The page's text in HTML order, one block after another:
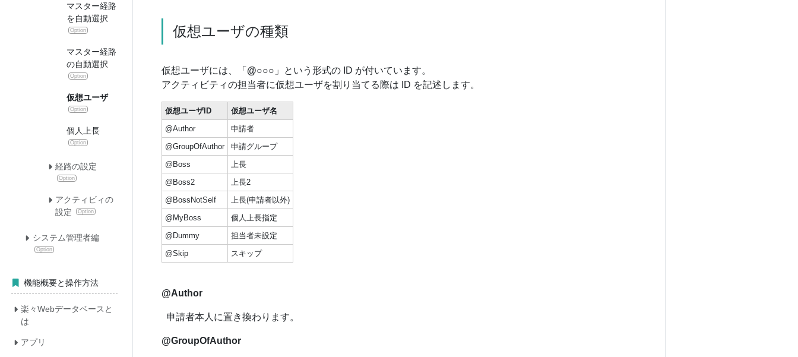
マスター経路
を自動選択
Option
マスター経路
の自動選択
Option
仮想ユーザ
Option
個人上長
Option
経路の設定
Option
アクティビィの
設定
Option
システム管理者編
Option
機能概要と操作方法
楽々Webデータベースと
は
アプリ
仮想ユーザの種類
仮想ユーザには、「 @○○○ 」という形式の ID が付いています。
アクティビティの担当者に仮想ユーザを割り当てる際は ID を記述します。
仮想ユーザID
仮想ユーザ名
@Author
申請者
@GroupOfAuthor
申請グループ
@Boss
上長
@Boss2
上長2
@BossNotSelf
上長(申請者以外)
@MyBoss
個人上長指定
@Dummy
担当者未設定
@Skip
スキップ
@Author
申請者本人に置き換わります。
@GroupOfAuthor